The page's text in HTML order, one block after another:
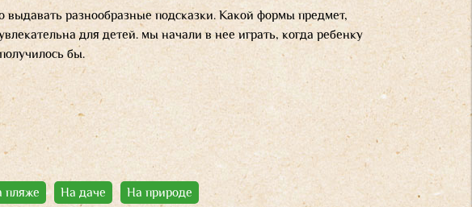
выдавать разнообразные подсказки. Какой формы предмет,
для детей. мы начали в нее играть, когда ребенку
бы.
пляже На даче На природе